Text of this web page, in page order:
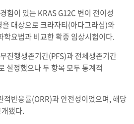
험이 있는 KRAS G12C 변이 전이성
대상으로 크라자티(아다그라십)와
요법과 비교한 확증 임상시험이다.
진행생존기간(PFS)과 전체생존기간
설정했으나 두 항목 모두 통계적
적반응률(ORR)과 안전성이었으며, 해당
됐다.